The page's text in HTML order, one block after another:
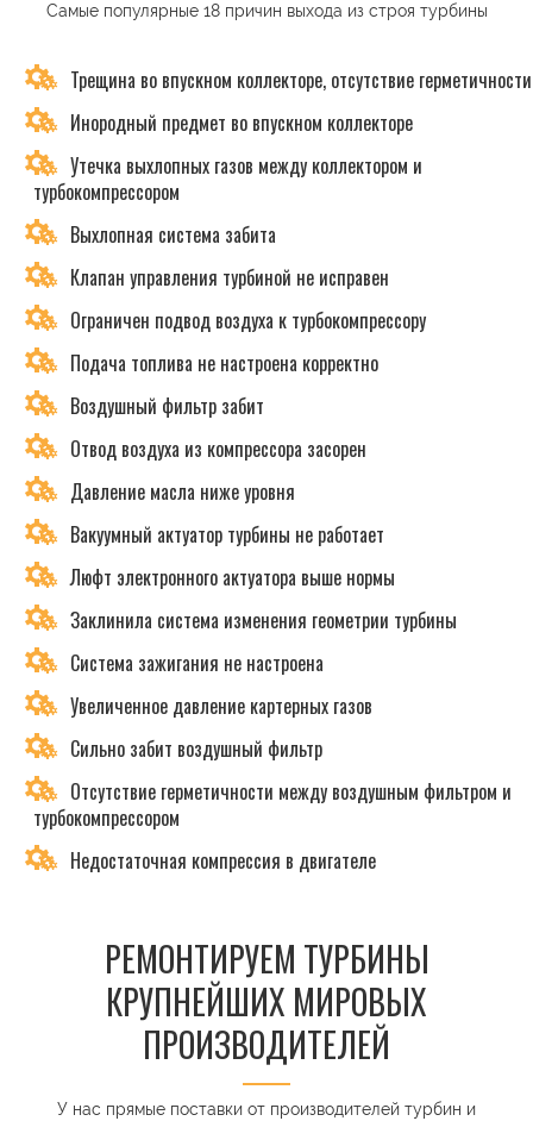
Самые популярные 18 причин выхода из строя турбины
Трещина во впускном коллекторе, отсутствие герметичности
Инородный предмет во впускном коллекторе
Утечка выхлопных газов между коллектором и
турбокомпрессором
Выхлопная система забита
Клапан управления турбиной не исправен
Ограничен подвод воздуха к турбокомпрессору
Подача топлива не настроена корректно
Воздушный фильтр забит
Отвод воздуха из компрессора засорен
Давление масла ниже уровня
Вакуумный актуатор турбины не работает
Люфт электронного актуатора выше нормы
Заклинила система изменения геометрии турбины
Система зажигания не настроена
Увеличенное давление картерных газов
Сильно забит воздушный фильтр
Отсутствие герметичности между воздушным фильтром и
турбокомпрессором
Недостаточная компрессия в двигателе
РЕМОНТИРУЕМ ТУРБИНЫ
КРУПНЕЙШИХ МИРОВЫХ
ПРОИЗВОДИТЕЛЕЙ
У нас прямые поставки от производителей турбин и